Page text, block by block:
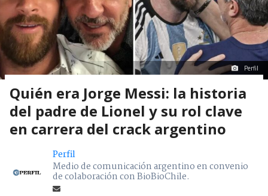
Perfil
Quién era Jorge Messi: la historia
del padre de Lionel y su rol clave
en carrera del crack argentino
Perfil
Medio de comunicación argentino en convenio
de colaboración con BioBioChile.